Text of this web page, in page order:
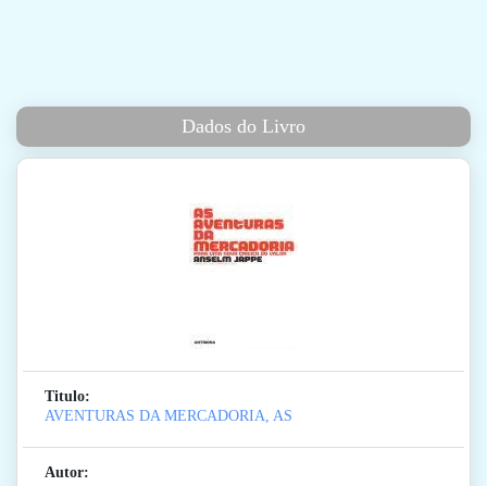
Dados do Livro
Titulo:
AVENTURAS DA MERCADORIA, AS
Autor: